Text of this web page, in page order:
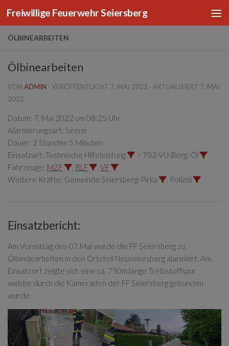
Zum Inhalt springen
Freiwillige Feuerwehr Seiersberg
ÖLBINEARBEITEN
Ölbinearbeiten
VON ADMIN · VERÖFFENTLICHT 7. MAI 2022 · AKTUALISIERT 7. MAI
2022
Datum: 7. Mai 2022 um 08:25 Uhr
Alarmierungsart: Sirene
Dauer: 2 Stunden 5 Minuten
Einsatzart: Technische Hilfeleistung
> T03-VU-Berg.-Öl
Fahrzeuge: MZF RLF
VF
Weitere Kräfte: Gemeinde Seiersberg-Pirka , Polizei
Einsatzbericht:
Am Vormittag des 07.Mai wurde die FF Seiersberg zu
Ölbindearbeiten in den Ortsteil Neuseiersberg alarmiert. Am
Einsatzort zeigte sich eine ca. 750m lange Treibstoffspur
welche durch die Kameraden der FF Seiersberg gebunden
wurde.